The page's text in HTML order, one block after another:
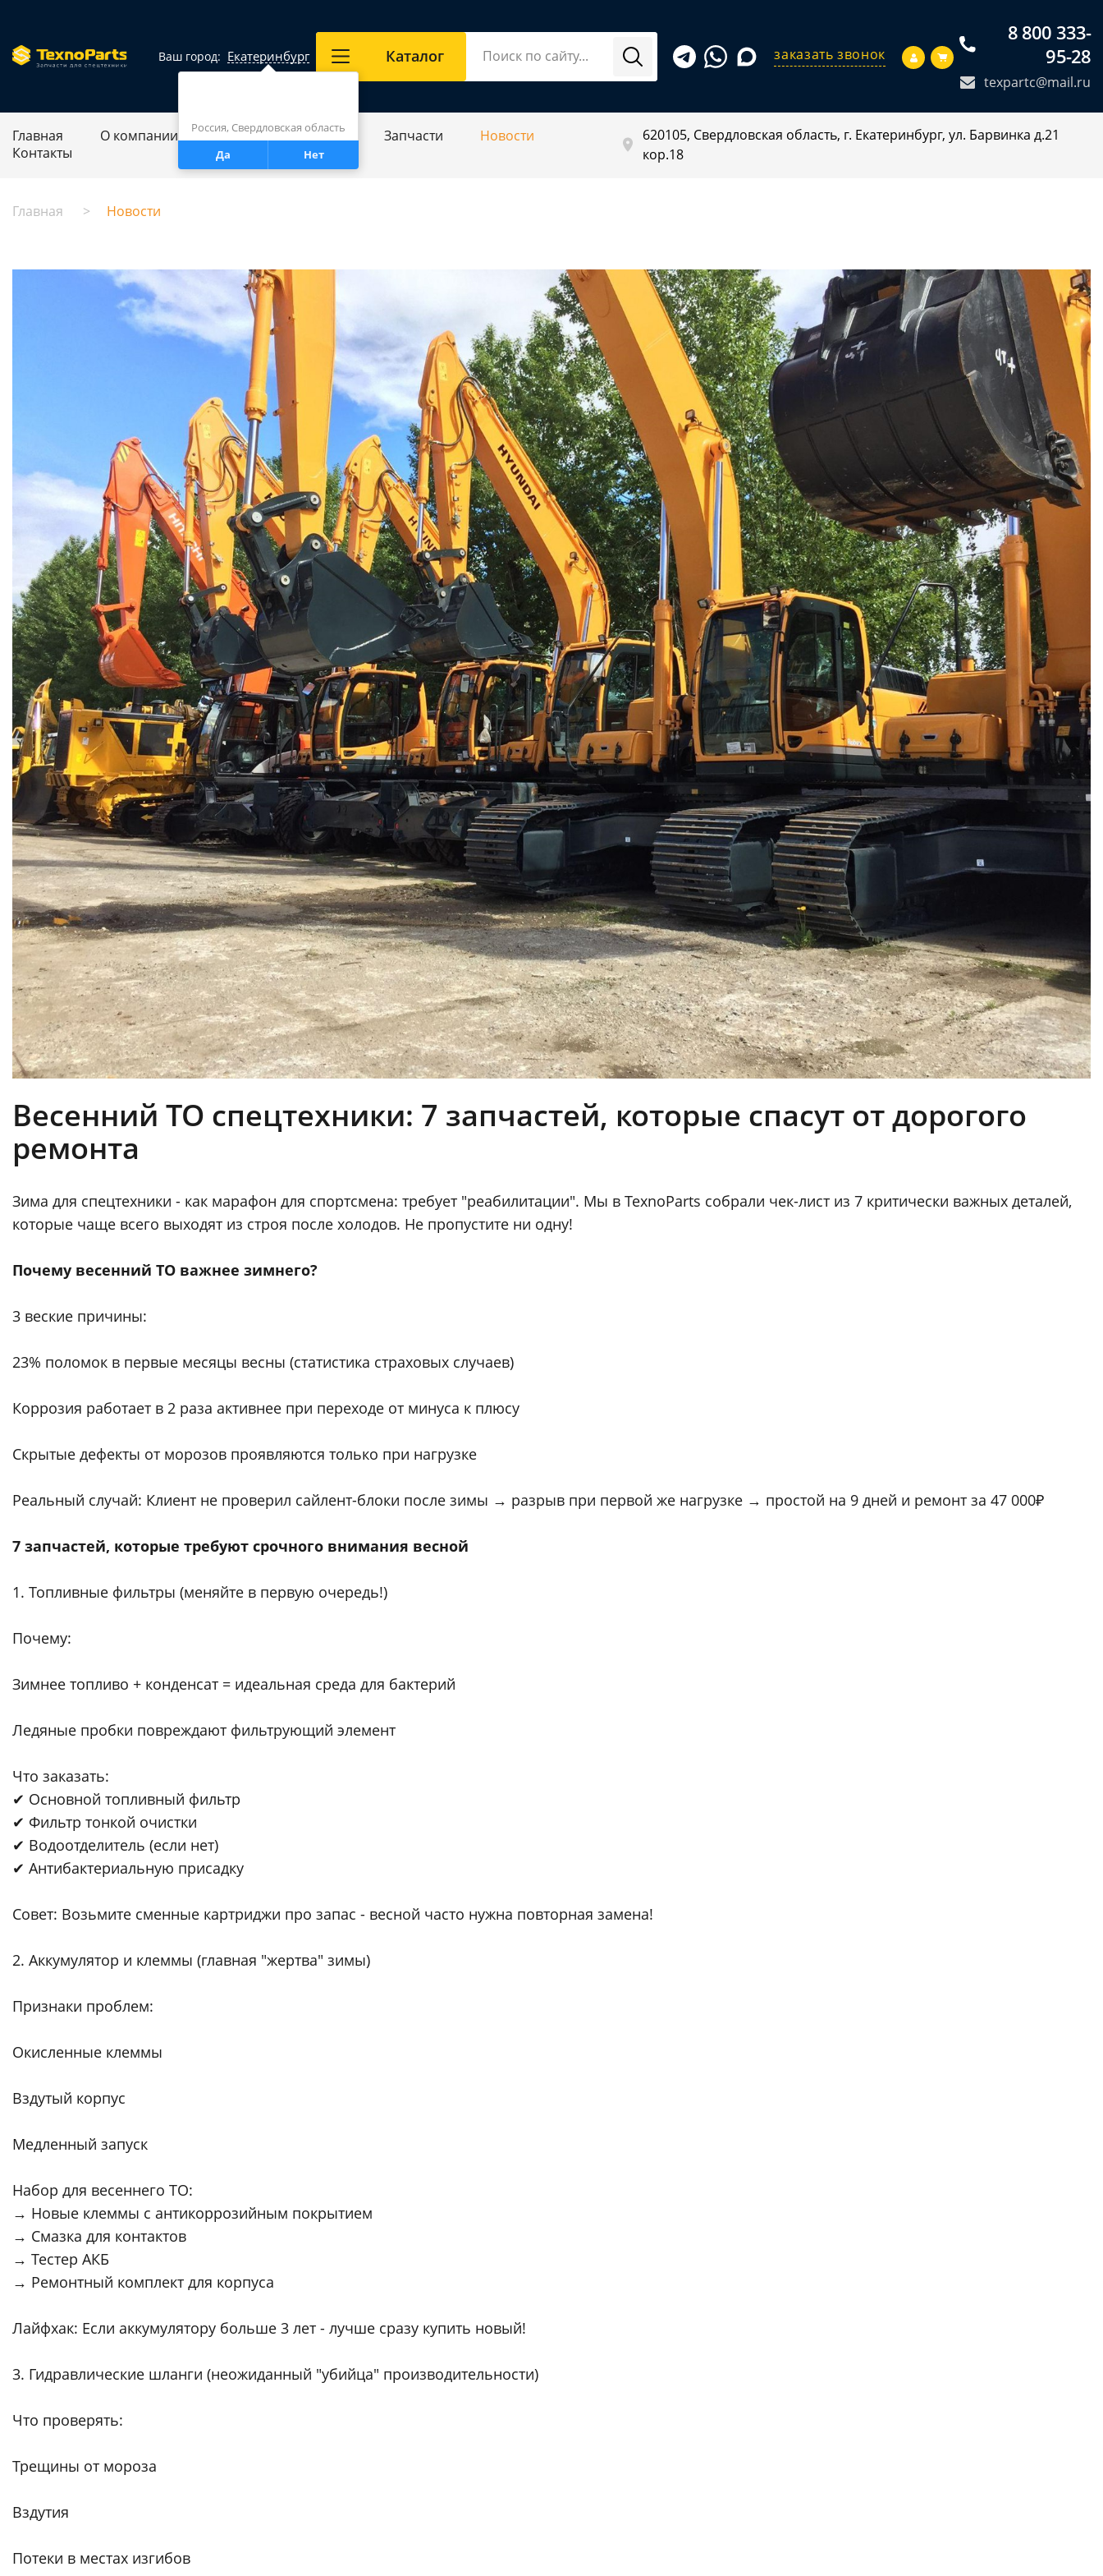
Ваш город: Екатеринбург
Россия, Свердловская область
Да
Нет
Каталог заказать звонок
8 800 333-
95-28
texpartc@mail.ru
Главная О компании Ремонт спецтехники Запчасти
Новости
Контакты
620105, Свердловская область, г. Екатеринбург, ул. Барвинка д.21
кор.18
Главная Новости
Весенний ТО спецтехники: 7 запчастей, которые спасут от дорогого
ремонта
Зима для спецтехники - как марафон для спортсмена: требует "реабилитации". Мы в TexnoParts собрали чек-лист из 7 критически важных деталей,
которые чаще всего выходят из строя после холодов. Не пропустите ни одну!
Почему весенний ТО важнее зимнего?
3 веские причины:
23% поломок в первые месяцы весны (статистика страховых случаев)
Коррозия работает в 2 раза активнее при переходе от минуса к плюсу
Скрытые дефекты от морозов проявляются только при нагрузке
Реальный случай: Клиент не проверил сайлент-блоки после зимы → разрыв при первой же нагрузке → простой на 9 дней и ремонт за 47 000₽
7 запчастей, которые требуют срочного внимания весной
1. Топливные фильтры (меняйте в первую очередь!)
Почему:
Зимнее топливо + конденсат = идеальная среда для бактерий
Ледяные пробки повреждают фильтрующий элемент
Что заказать:
✔ Основной топливный фильтр
✔ Фильтр тонкой очистки
✔ Водоотделитель (если нет)
✔ Антибактериальную присадку
Совет: Возьмите сменные картриджи про запас - весной часто нужна повторная замена!
2. Аккумулятор и клеммы (главная "жертва" зимы)
Признаки проблем:
Окисленные клеммы
Вздутый корпус
Медленный запуск
Набор для весеннего ТО:
→ Новые клеммы с антикоррозийным покрытием
→ Смазка для контактов
→ Тестер АКБ
→ Ремонтный комплект для корпуса
Лайфхак: Если аккумулятору больше 3 лет - лучше сразу купить новый!
3. Гидравлические шланги (неожиданный "убийца" производительности)
Что проверять:
Трещины от мороза
Вздутия
Потеки в местах изгибов